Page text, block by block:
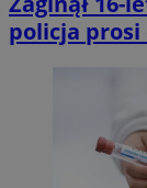
policja prosi